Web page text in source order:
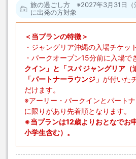
旅の過ごし方 ※2027年3月31日（
に出発の方対象
＜当プランの特徴＞
・ジャングリア沖縄の入場チケッ
・パークオープン15分前に入場で
クイン」と「スパ ジャングリア（
「パートナーラウンジ」 が付いた
だけます。
※アーリー・パークインとパート
に限りがあり先着順となります。
※当プランは12歳よりおとなでお
小学生含む）。